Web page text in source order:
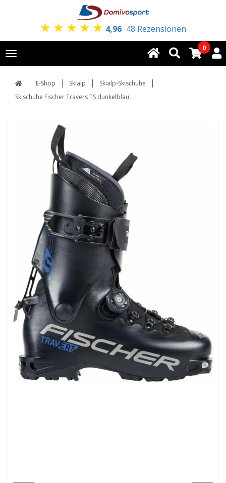
★ ★ ★ ★ ★ 4,96 48 Rezensionen
Toggle
navigation
0
E-Shop Skialp
Skialp-Skischuhe
Skischuhe Fischer Travers TS dunkelblau